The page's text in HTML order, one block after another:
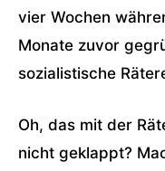
vier Wochen
Monate zuvor
sozialistische
Oh, das mit der
nicht geklappt?